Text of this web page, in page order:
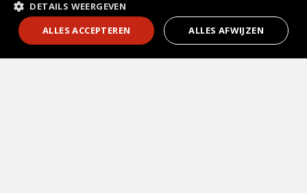
1
DETAILS WEERGEVEN
ALLES ACCEPTEREN
ALLES AFWIJZEN